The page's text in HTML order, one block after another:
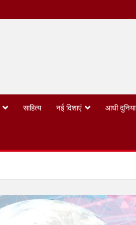
साहित्य नई दिशाएं आधी दुनिया